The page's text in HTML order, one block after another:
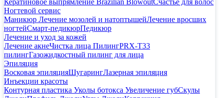
Кератиновое выпрямление Brazilian BlowoutСчастье для волос
Ногтевой сервис
Маникюр Лечение мозолей и натоптышейЛечение вросших
ногтейСмарт-педикюрПедикюр
Лечение и уход за кожей
Лечение акнеЧистка лица ПилингPRX-T33
пилингГазожидкостный пилинг для лица
Эпиляция
Восковая эпиляцияШугарингЛазерная эпиляция
Инъекции красоты
Контурная пластика Уколы ботокса Увеличение губСкулы